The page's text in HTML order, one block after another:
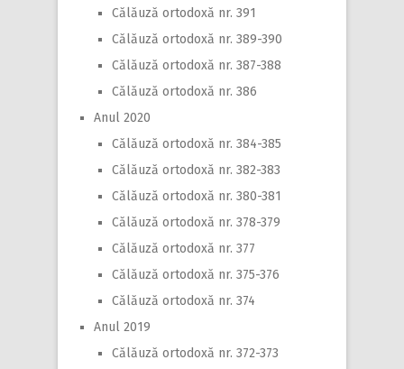
Călăuză ortodoxă nr. 391
Călăuză ortodoxă nr. 389-390
Călăuză ortodoxă nr. 387-388
Călăuză ortodoxă nr. 386
Anul 2020
Călăuză ortodoxă nr. 384-385
Călăuză ortodoxă nr. 382-383
Călăuză ortodoxă nr. 380-381
Călăuză ortodoxă nr. 378-379
Călăuză ortodoxă nr. 377
Călăuză ortodoxă nr. 375-376
Călăuză ortodoxă nr. 374
Anul 2019
Călăuză ortodoxă nr. 372-373